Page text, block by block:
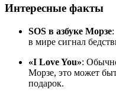
Интересные факты
SOS в азбуке Морзе:
в мире сигнал
«I Love You»:
Морзе, это может
подарок.